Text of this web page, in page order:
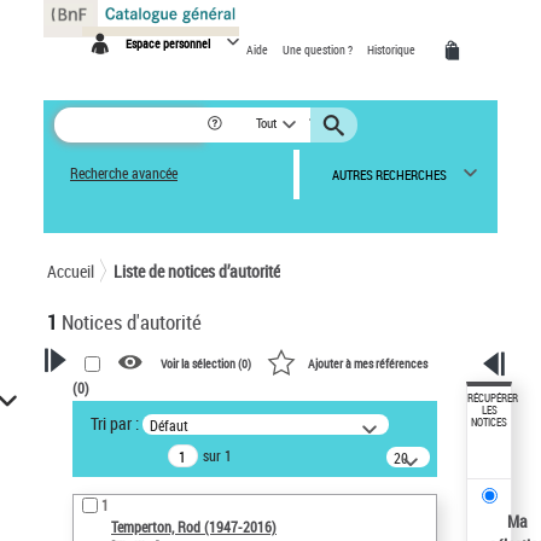
Espace personnel Aide Une question ? Historique
Tout
Recherche avancée AUTRES RECHERCHES
Accueil Liste de notices d’autorité
1 Notices d'autorité
VOTRE RECHERCHE
Recherche avancée dans les
notices d’autorité
Œuvres liées à l'auteur :
Temperton, Rod (1947-2016)
Voir la sélection (0) Ajouter à mes références
(0)
Tri par : Défaut
sur 1
20
résultats/page
1
Temperton, Rod (1947-2016)
RÉCUPÉRER
LES
NOTICES
Ma
Panneau de gestion des cookies